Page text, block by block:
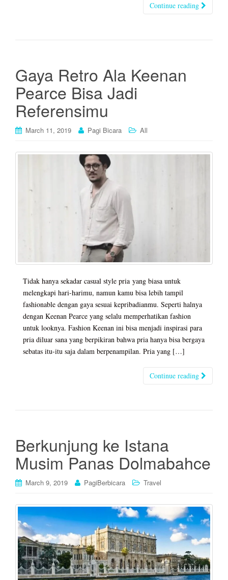
Continue reading
Gaya Retro Ala Keenan
Pearce Bisa Jadi
Referensimu
March 11, 2019 Pagi Bicara All
Tidak hanya sekadar casual style pria yang biasa untuk
melengkapi hari-harimu, namun kamu bisa lebih tampil
fashionable dengan gaya sesuai kepribadianmu. Seperti halnya
dengan Keenan Pearce yang selalu memperhatikan fashion
untuk looknya. Fashion Keenan ini bisa menjadi inspirasi para
pria diluar sana yang berpikiran bahwa pria hanya bisa bergaya
sebatas itu-itu saja dalam berpenampilan. Pria yang […]
Continue reading
Berkunjung ke Istana
Musim Panas Dolmabahce
March 9, 2019 PagiBerbicara Travel